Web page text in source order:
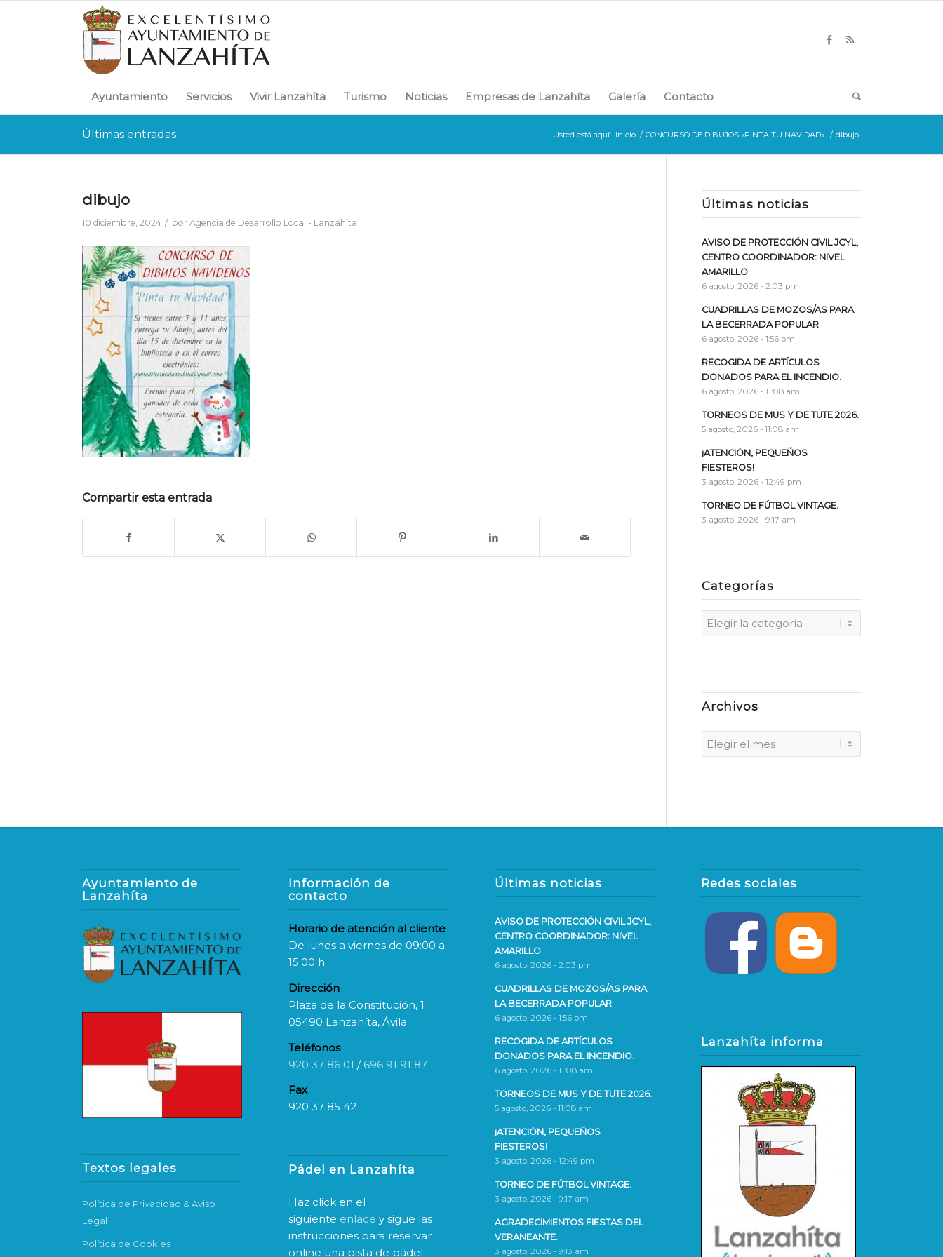
Ayuntamiento Servicios Vivir Lanzahíta Turismo Noticias Empresas de Lanzahíta Galería Contacto
Últimas entradas Usted está aquí: Inicio / CONCURSO DE DIBUJOS «PINTA TU NAVIDAD». / dibujo
dibujo
10 diciembre, 2024 / porAgencia de Desarrollo Local - Lanzahíta
Compartir esta entrada
Últimas noticias
AVISO DE PROTECCIÓN CIVIL JCYL,
CENTRO COORDINADOR: NIVEL
AMARILLO
6 agosto, 2026 - 2:03 pm
CUADRILLAS DE MOZOS/AS PARA
LA BECERRADA POPULAR
6 agosto, 2026 - 1:56 pm
RECOGIDA DE ARTÍCULOS
DONADOS PARA EL INCENDIO.
6 agosto, 2026 - 11:08 am
TORNEOS DE MUS Y DE TUTE 2026.
5 agosto, 2026 - 11:08 am
¡ATENCIÓN, PEQUEÑOS
FIESTEROS!
3 agosto, 2026 - 12:49 pm
TORNEO DE FÚTBOL VINTAGE.
3 agosto, 2026 - 9:17 am
Categorías
Categorías
Archivos
Ayuntamiento de
Lanzahíta
Textos legales
Política de Privacidad & Aviso
Legal
Política de Cookies
Información de
contacto
Horario de atención al cliente
De lunes a viernes de 09:00 a
15:00 h.
Dirección
Plaza de la Constitución, 1
05490 Lanzahíta, Ávila
Teléfonos
920 37 86 01 / 696 91 91 87
Fax
920 37 85 42
Pádel en Lanzahíta
Haz click en el
siguiente enlace y sigue las
instrucciones para reservar
online una pista de pádel.
Últimas noticias
AVISO DE PROTECCIÓN CIVIL JCYL,
CENTRO COORDINADOR: NIVEL
AMARILLO
6 agosto, 2026 - 2:03 pm
CUADRILLAS DE MOZOS/AS PARA
LA BECERRADA POPULAR
6 agosto, 2026 - 1:56 pm
RECOGIDA DE ARTÍCULOS
DONADOS PARA EL INCENDIO.
6 agosto, 2026 - 11:08 am
TORNEOS DE MUS Y DE TUTE 2026.
5 agosto, 2026 - 11:08 am
¡ATENCIÓN, PEQUEÑOS
FIESTEROS!
3 agosto, 2026 - 12:49 pm
TORNEO DE FÚTBOL VINTAGE.
3 agosto, 2026 - 9:17 am
AGRADECIMIENTOS FIESTAS DEL
VERANEANTE.
3 agosto, 2026 - 9:13 am
Redes sociales
Lanzahíta informa